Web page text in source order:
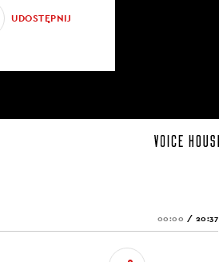
UDOSTĘPNIJ
00:00 / 20:37